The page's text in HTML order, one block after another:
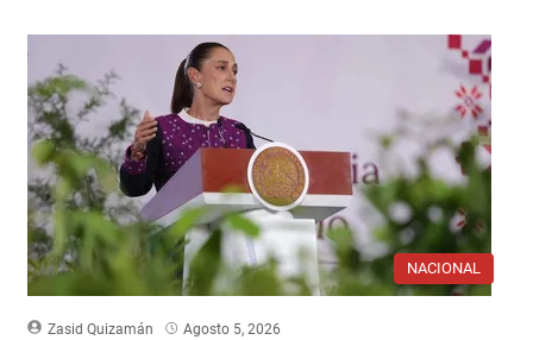
NACIONAL
Zasid Quizamán Agosto 5, 2026